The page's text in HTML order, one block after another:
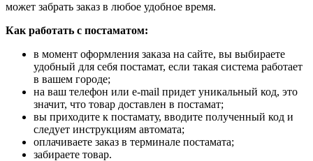
может забрать заказ в любое удобное время.
Как работать с постаматом:
в момент оформления заказа на сайте, вы выбираете
удобный для себя постамат, если такая система работает
в вашем городе;
на ваш телефон или e-mail придет уникальный код, это
значит, что товар доставлен в постамат;
вы приходите к постамату, вводите полученный код и
следует инструкциям автомата;
оплачиваете заказ в терминале постамата;
забираете товар.